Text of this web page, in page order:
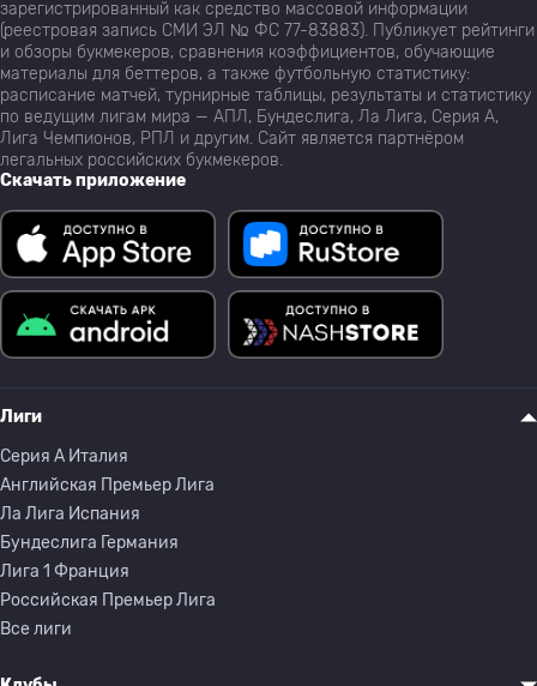
зарегистрированный как средство массовой информации
(реестровая запись СМИ ЭЛ № ФС 77-83883). Публикует рейтинги
и обзоры букмекеров, сравнения коэффициентов, обучающие
материалы для беттеров, а также футбольную статистику:
расписание матчей, турнирные таблицы, результаты и статистику
по ведущим лигам мира — АПЛ, Бундеслига, Ла Лига, Серия А,
Лига Чемпионов, РПЛ и другим. Сайт является партнёром
легальных российских букмекеров.
Скачать приложение
Лиги
Серия A Италия
Английская Премьер Лига
Ла Лига Испания
Бундеслига Германия
Лига 1 Франция
Российская Премьер Лига
Все лиги